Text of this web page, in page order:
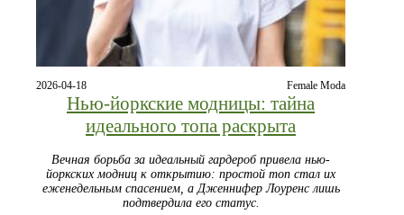
2026-04-18 Female Moda
Нью-йоркские модницы: тайна
идеального топа раскрыта
Вечная борьба за идеальный гардероб привела нью-
йоркских модниц к открытию: простой топ стал их
еженедельным спасением, а Дженнифер Лоуренс лишь
подтвердила его статус.